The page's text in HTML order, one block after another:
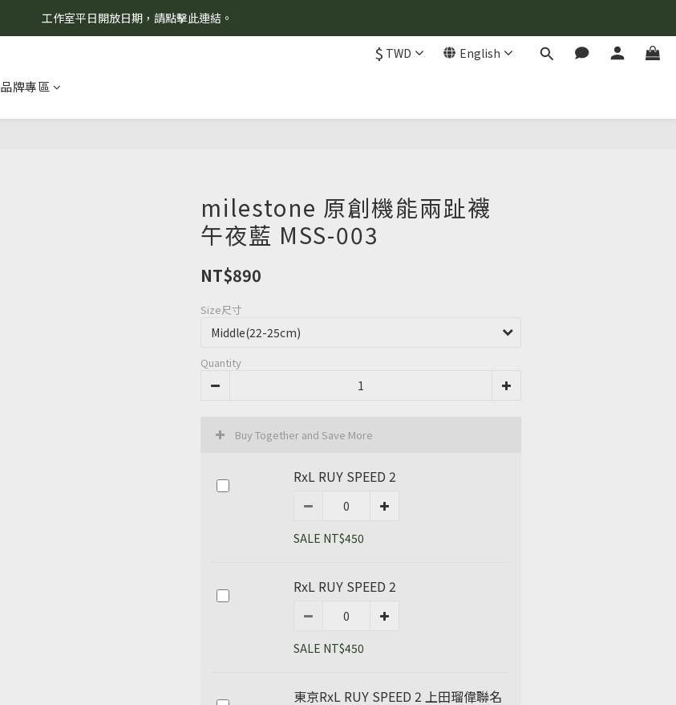
8/7 當天暫停開放工作室。請見諒！
工作室平日開放日期，請點擊此連結。
8/7 當天暫停開放工作室。請見諒！
$ TWD English
品牌專區
milestone 原創機能兩趾襪
午夜藍 MSS-003
NT$890
Size尺寸
Quantity
Buy Together and Save More
RxL RUY SPEED 2
SALE NT$450
RxL RUY SPEED 2
SALE NT$450
東京RxL RUY SPEED 2 上田瑠偉聯名